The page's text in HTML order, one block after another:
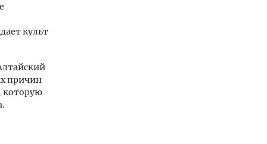
культ
причин
которую